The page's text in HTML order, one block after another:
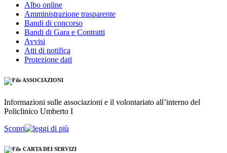
Albo online
Amministrazione trasparente
Bandi di concorso
Bandi di Gara e Contratti
Avvisi
Atti di notifica
Protezione dati
ASSOCIAZIONI
Informazioni sulle associazioni e il volontariato all’interno del
Policlinico Umberto I
Scopri
CARTA DEI SERVIZI